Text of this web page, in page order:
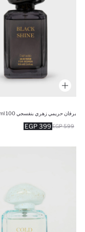
برفان حريمي زهري بنفسجي 100 ml
399 EGP 599 EGP